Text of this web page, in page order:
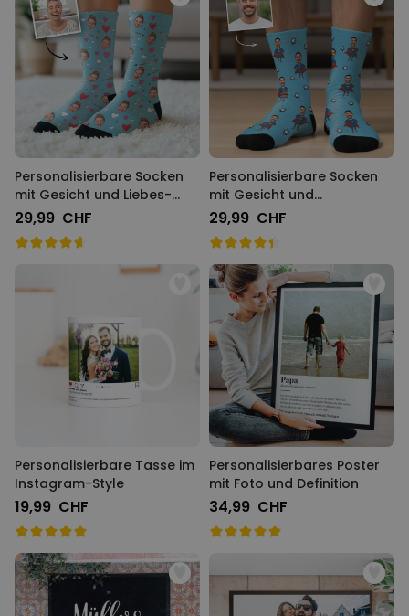
Personalisierbare Socken
mit Gesicht und Liebes-
Designs
29,99 CHF
Personalisierbare Socken
mit Gesicht und
Superhelden
29,99 CHF
Personalisierbare Tasse im
Instagram-Style
19,99 CHF
Personalisierbares Poster
mit Foto und Definition
34,99 CHF